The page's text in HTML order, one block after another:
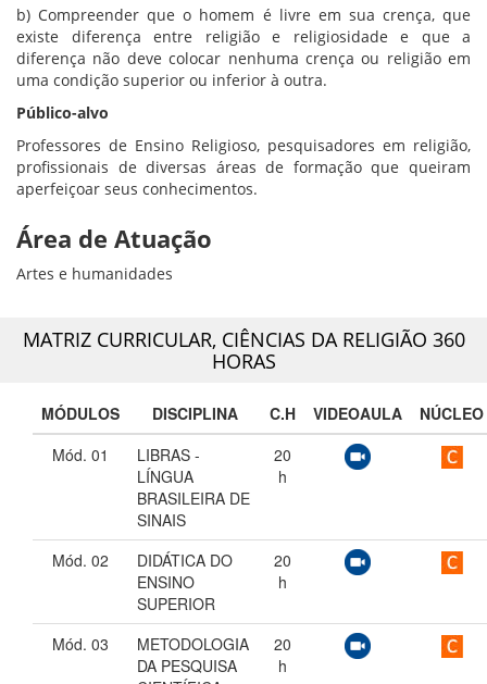
b) Compreender que o homem é livre em sua crença, que
existe diferença entre religião e religiosidade e que a
diferença não deve colocar nenhuma crença ou religião em
uma condição superior ou inferior à outra.
Público-alvo
Professores de Ensino Religioso, pesquisadores em religião,
profissionais de diversas áreas de formação que queiram
aperfeiçoar seus conhecimentos.
Área de Atuação
Artes e humanidades
MATRIZ CURRICULAR, CIÊNCIAS DA RELIGIÃO 360
HORAS
MÓDULOS DISCIPLINA C.H VIDEOAULA
NÚCLEO
Mód. 01
LIBRAS -
LÍNGUA
BRASILEIRA DE
SINAIS
20
h
Mód. 02
DIDÁTICA DO
ENSINO
SUPERIOR
20
h
Mód. 03
METODOLOGIA
DA PESQUISA
20
h